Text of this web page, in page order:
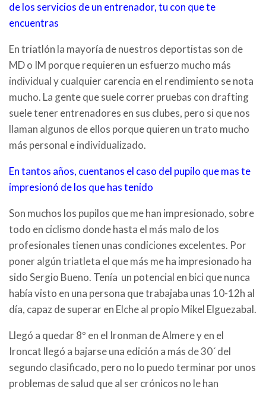
de los servicios de un entrenador, tu con que te
encuentras
En triatlón la mayoría de nuestros deportistas son de
MD o IM porque requieren un esfuerzo mucho más
individual y cualquier carencia en el rendimiento se nota
mucho. La gente que suele correr pruebas con drafting
suele tener entrenadores en sus clubes, pero si que nos
llaman algunos de ellos porque quieren un trato mucho
más personal e individualizado.
En tantos años, cuentanos el caso del pupilo que mas te
impresionó de los que has tenido
Son muchos los pupilos que me han impresionado, sobre
todo en ciclismo donde hasta el más malo de los
profesionales tienen unas condiciones excelentes. Por
poner algún triatleta el que más me ha impresionado ha
sido Sergio Bueno. Tenía un potencial en bici que nunca
había visto en una persona que trabajaba unas 10-12h al
día, capaz de superar en Elche al propio Mikel Elguezabal.
Llegó a quedar 8º en el Ironman de Almere y en el
Ironcat llegó a bajarse una edición a más de 30´ del
segundo clasificado, pero no lo puedo terminar por unos
problemas de salud que al ser crónicos no le han